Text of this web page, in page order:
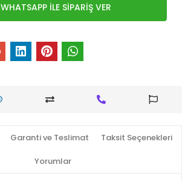
WHATSAPP İLE SİPARİŞ VER
Garanti ve Teslimat Taksit Seçenekleri
Yorumlar